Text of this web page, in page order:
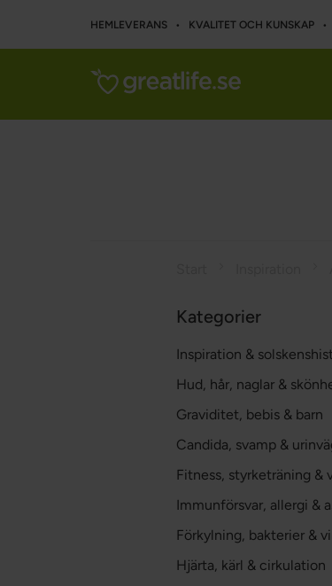
HEMLEVERANS • KVALITET OCH KUNSKAP •
Kategorier
Inspiration &
Hud, hår, naglar &
Graviditet, bebis & barn
Candida, svamp &
Fitness, styrketräning &
Immunförsvar, allergi &
Förkylning, bakterier &
Hjärta, kärl & cirkulation